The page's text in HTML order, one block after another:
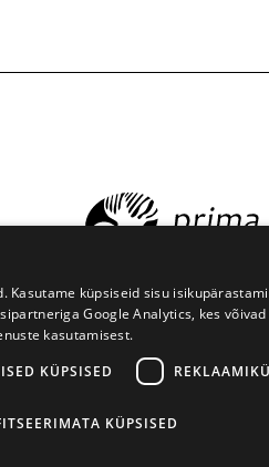
W. Struve 1, Tartu 50091
Kasutame küpsiseid sisu
Google Analytics, kes
kasutamisest.
KÜPSISED
KÜPSISED